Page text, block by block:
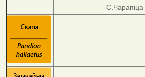
С.Чарапіца